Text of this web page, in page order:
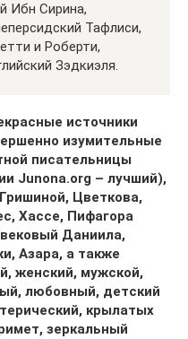
Ибн Сирина,
Тафлиси,
и Роберти,
Зэдкиэля.
источники
изумительные
писательницы
Junona.org – лучший),
Цветкова,
Хассе, Пифагора
Даниила,
Азара, а также
женский, мужской,
любовный, детский
крылатых
зеркальный